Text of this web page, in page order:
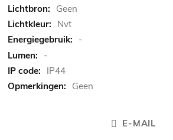
Geen
Nvt
-
-
IP44
Geen
E-MAIL